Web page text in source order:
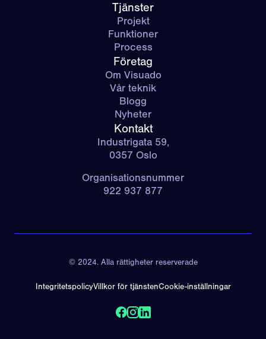
Tjänster
Projekt
Funktioner
Process
Företag
Om Visuado
Vår teknik
Blogg
Nyheter
Kontakt
Industrigata 59,
0357 Oslo
Organisationsnummer
922 937 877
© 2024. Alla rättigheter reserverade
IntegritetspolicyVillkor för tjänstenCookie-inställningar